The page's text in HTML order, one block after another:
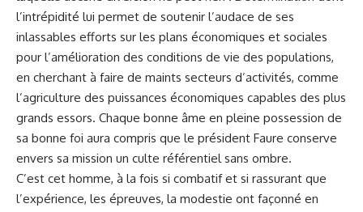
l’intrépidité lui permet de soutenir l’audace de ses
inlassables efforts sur les plans économiques et sociales
pour l’amélioration des conditions de vie des populations,
en cherchant à faire de maints secteurs d’activités, comme
l’agriculture des puissances économiques capables des plus
grands essors. Chaque bonne âme en pleine possession de
sa bonne foi aura compris que le président Faure conserve
envers sa mission un culte référentiel sans ombre.
C’est cet homme, à la fois si combatif et si rassurant que
l’expérience, les épreuves, la modestie ont façonné en